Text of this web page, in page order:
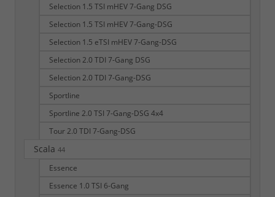
Selection 1.5 TSI mHEV 7-Gang DSG
Selection 1.5 TSI mHEV 7-Gang-DSG
Selection 1.5 eTSI mHEV 7-Gang-DSG
Selection 2.0 TDI 7-Gang DSG
Selection 2.0 TDI 7-Gang-DSG
Sportline
Sportline 2.0 TSI 7-Gang-DSG 4x4
Tour 2.0 TDI 7-Gang-DSG
Scala 44
Essence
Essence 1.0 TSI 6-Gang